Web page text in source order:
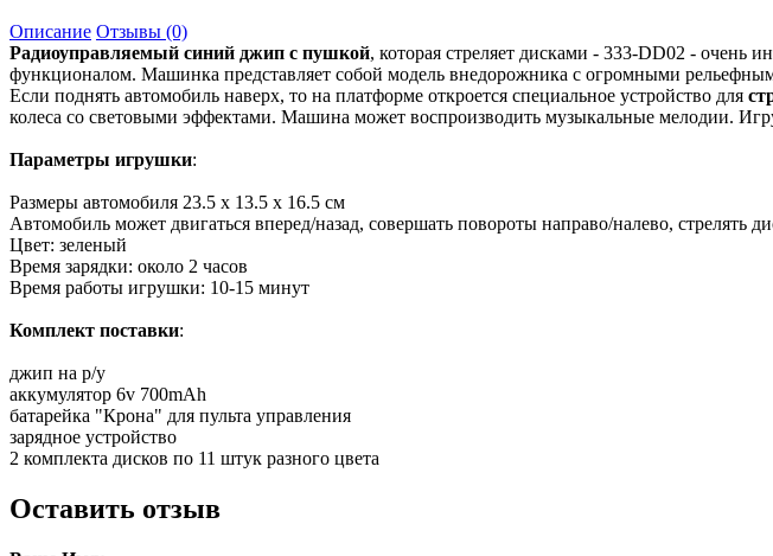
Описание Отзывы (0)
Радиоуправляемый синий джип с пушкой, которая стреляет дисками - 333-DD02 - очень
функционалом. Машинка представляет собой модель внедорожника с огромными
Если поднять автомобиль наверх, то на платформе откроется специальное устройство для
колеса со световыми эффектами. Машина может воспроизводить музыкальные мелодии.
Параметры игрушки:
Размеры автомобиля 23.5 х 13.5 х 16.5 см
Автомобиль может двигаться вперед/назад, совершать повороты направо/налево, стрелять
Цвет: зеленый
Время зарядки: около 2 часов
Время работы игрушки: 10-15 минут
Комплект поставки:
джип на р/у
аккумулятор 6v 700mAh
батарейка "Крона" для пульта управления
зарядное устройство
2 комплекта дисков по 11 штук разного цвета
Оставить отзыв